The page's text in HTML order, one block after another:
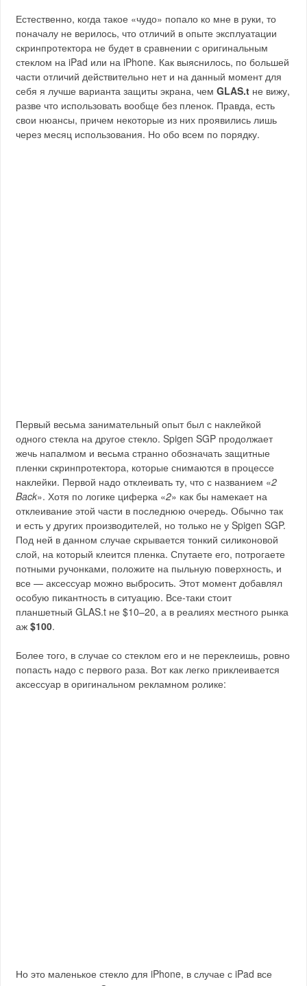
Естественно, когда такое «чудо» попало ко мне в руки, то
поначалу не верилось, что отличий в опыте эксплуатации
скринпротектора не будет в сравнении с оригинальным
стеклом на iPad или на iPhone. Как выяснилось, по большей
части отличий действительно нет и на данный момент для
себя я лучше варианта защиты экрана, чемGLAS.t не вижу,
разве что использовать вообще без пленок. Правда, есть
свои нюансы, причем некоторые из них проявились лишь
через месяц использования. Но обо всем по порядку.
Первый весьма занимательный опыт был с наклейкой
одного стекла на другое стекло. Spigen SGP продолжает
жечь напалмом и весьма странно обозначать защитные
пленки скринпротектора, которые снимаются в процессе
наклейки. Первой надо отклеивать ту, что с названием «2
Back». Хотя по логике циферка «2» как бы намекает на
отклеивание этой части в последнюю очередь. Обычно так
и есть у других производителей, но только не у Spigen SGP.
Под ней в данном случае скрывается тонкий силиконовой
слой, на который клеится пленка. Спутаете его, потрогаете
потными ручонками, положите на пыльную поверхность, и
все — аксессуар можно выбросить. Этот момент добавлял
особую пикантность в ситуацию. Все-таки стоит
планшетный GLAS.t не $10–20, а в реалиях местного рынка
аж$100.
Более того, в случае со стеклом его и не переклеишь, ровно
попасть надо с первого раза. Вот как легко приклеивается
аксессуар в оригинальном рекламном ролике:
Но это маленькое стекло для iPhone, в случае с iPad все